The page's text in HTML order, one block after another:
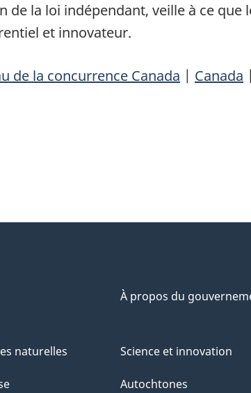
de la loi indépendant, veille à ce que
et innovateur.
de la concurrence Canada | Canada |
À propos du
naturelles Science et innovation
Autochtones